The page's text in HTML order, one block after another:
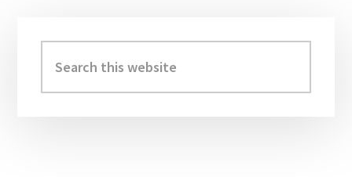
Sidebar
this
website